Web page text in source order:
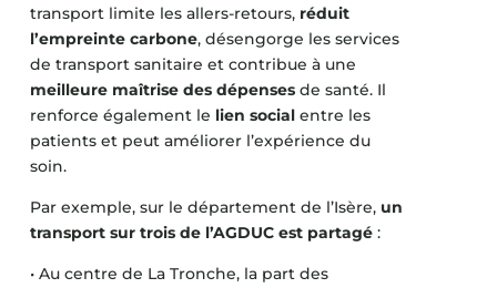
transport limite les allers-retours, réduit
l’empreinte carbone, désengorge les services
de transport sanitaire et contribue à une
meilleure maîtrise des dépenses de santé. Il
renforce également le lien social entre les
patients et peut améliorer l’expérience du
soin.
Par exemple, sur le département de l’Isère, un
transport sur trois de l’AGDUC est partagé :
• Au centre de La Tronche, la part des